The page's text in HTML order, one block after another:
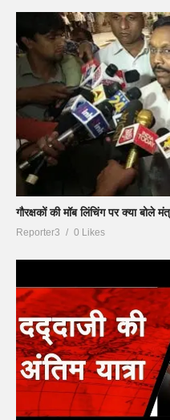
गौरक्षकों की मॉब लिंचिंग पर क्या बोले
Reporter3 0 Likes